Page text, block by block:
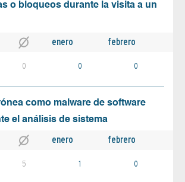
o bloqueos durante la visita a un
enero febrero
0 0 0
como malware de software
el análisis de sistema
enero febrero
5 1 0